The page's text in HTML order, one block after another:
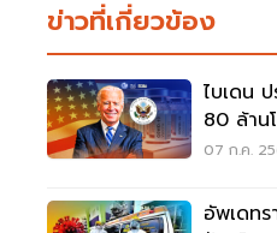
ข่าวที่เกี่ยวข้อง
ไบเดน
80 ล้าน
07 ก.ค.
อัพเดท